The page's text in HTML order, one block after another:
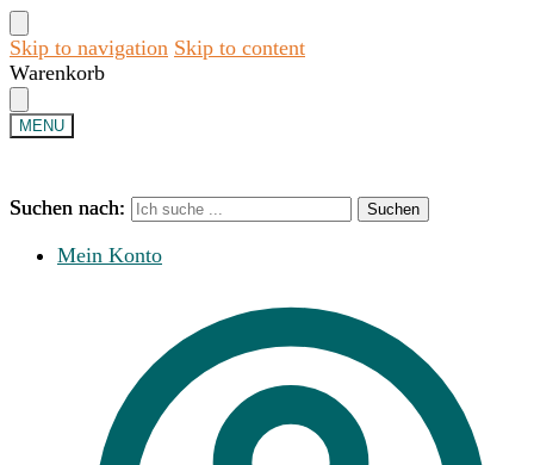
Skip to navigation Skip to content
Warenkorb
MENU
Suchen nach: Suchen
Mein Konto
Suchen nach: Suchen